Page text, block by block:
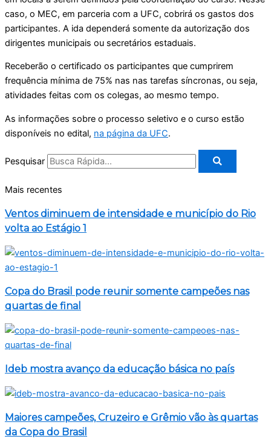
caso, o MEC, em parceria com a UFC, cobrirá os gastos dos
participantes. A ida dependerá somente da autorização dos
dirigentes municipais ou secretários estaduais.
Receberão o certificado os participantes que cumprirem
frequência mínima de 75% nas nas tarefas síncronas, ou seja,
atividades feitas com os colegas, ao mesmo tempo.
As informações sobre o processo seletivo e o curso estão
disponíveis no edital, na página da UFC.
Pesquisar
Mais recentes
Ventos diminuem de intensidade e município do Rio
volta ao Estágio 1
Copa do Brasil pode reunir somente campeões nas
quartas de final
Ideb mostra avanço da educação básica no país
Maiores campeões, Cruzeiro e Grêmio vão às quartas
da Copa do Brasil